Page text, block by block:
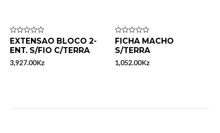
Avaliação
0
de
5
EXTENSAO BLOCO 2-
ENT. S/FIO C/TERRA
3,927.00Kz
Avaliação
0
de
5
FICHA MACHO
S/TERRA
1,052.00Kz